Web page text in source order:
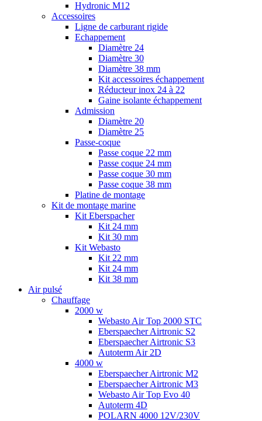
Hydronic M12
Accessoires
Ligne de carburant rigide
Echappement
Diamètre 24
Diamètre 30
Diamètre 38 mm
Kit accessoires échappement
Réducteur inox 24 à 22
Gaine isolante échappement
Admission
Diamètre 20
Diamètre 25
Passe-coque
Passe coque 22 mm
Passe coque 24 mm
Passe coque 30 mm
Passe coque 38 mm
Platine de montage
Kit de montage marine
Kit Eberspacher
Kit 24 mm
Kit 30 mm
Kit Webasto
Kit 22 mm
Kit 24 mm
Kit 38 mm
Air pulsé
Chauffage
2000 w
Webasto Air Top 2000 STC
Eberspaecher Airtronic S2
Eberspaecher Airtronic S3
Autoterm Air 2D
4000 w
Eberspaecher Airtronic M2
Eberspaecher Airtronic M3
Webasto Air Top Evo 40
Autoterm 4D
POLARN 4000 12V/230V